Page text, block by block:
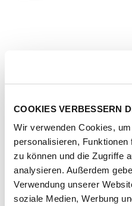
COOKIES VERBESSERN
Wir verwenden Cookies,
personalisieren,
zu können und die Zugriffe
analysieren. Außerdem
Verwendung unserer
soziale Medien, Werbung
Artikel-Nr.167641-1011-1001